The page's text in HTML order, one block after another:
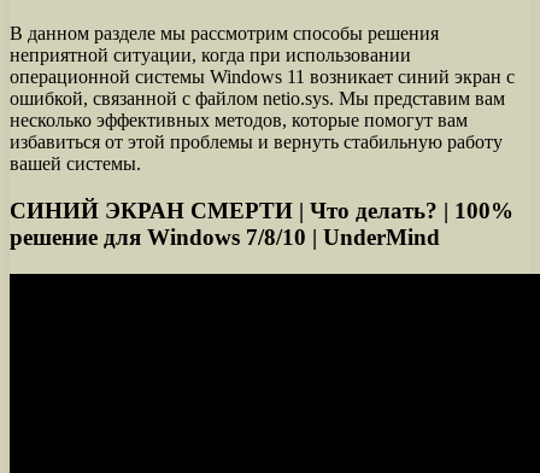
В данном разделе мы рассмотрим способы решения
неприятной ситуации, когда при использовании
операционной системы Windows 11 возникает синий экран с
ошибкой, связанной с файлом netio.sys. Мы представим вам
несколько эффективных методов, которые помогут вам
избавиться от этой проблемы и вернуть стабильную работу
вашей системы.
СИНИЙ ЭКРАН СМЕРТИ | Что делать? | 100%
решение для Windows 7/8/10 | UnderMind